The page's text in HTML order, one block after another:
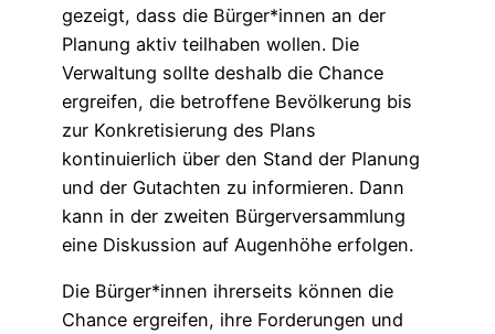
gezeigt, dass die Bürger*innen an der
Planung aktiv teilhaben wollen. Die
Verwaltung sollte deshalb die Chance
ergreifen, die betroffene Bevölkerung bis
zur Konkretisierung des Plans
kontinuierlich über den Stand der Planung
und der Gutachten zu informieren. Dann
kann in der zweiten Bürgerversammlung
eine Diskussion auf Augenhöhe erfolgen.
Die Bürger*innen ihrerseits können die
Chance ergreifen, ihre Forderungen und